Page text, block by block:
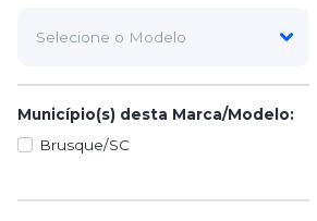
Município(s) desta Marca/Modelo:
Brusque/SC